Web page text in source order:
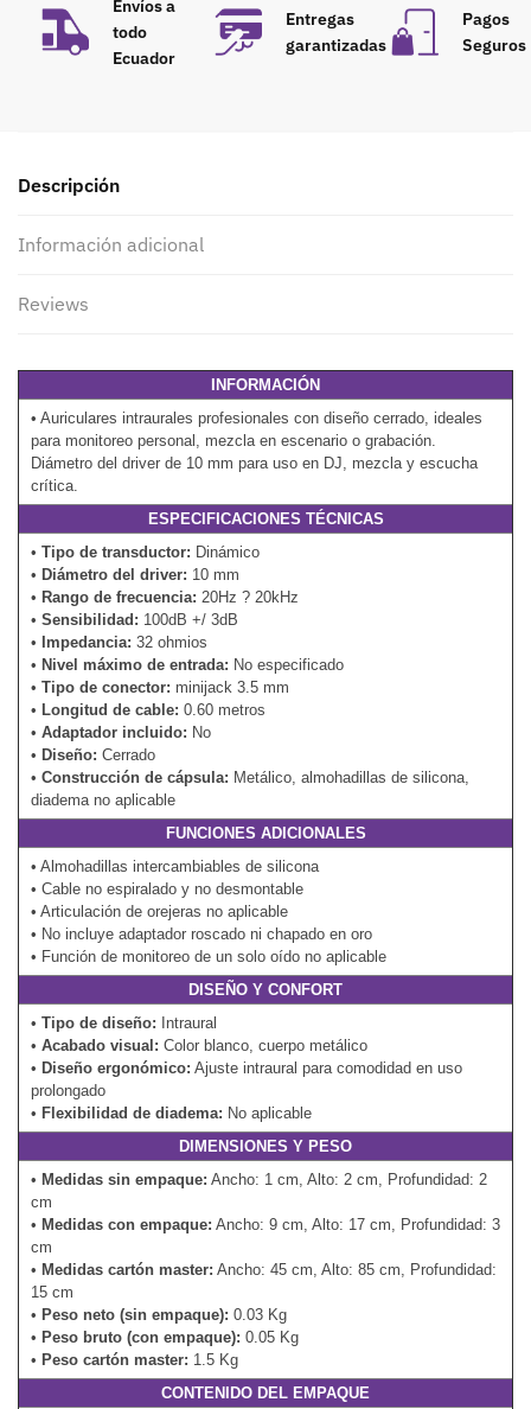
Envíos a
todo
Ecuador
Entregas
garantizadas
Pagos
Seguros
Descripción
Información adicional
Reviews
INFORMACIÓN
• Auriculares intraurales profesionales con diseño cerrado, ideales
para monitoreo personal, mezcla en escenario o grabación.
Diámetro del driver de 10 mm para uso en DJ, mezcla y escucha
crítica.
ESPECIFICACIONES TÉCNICAS
• Tipo de transductor: Dinámico
• Diámetro del driver: 10 mm
• Rango de frecuencia: 20Hz ? 20kHz
• Sensibilidad: 100dB +/ 3dB
•
Impedancia: 32 ohmios
• Nivel máximo de entrada: No especificado
• Tipo de conector: minijack 3.5 mm
• Longitud de cable: 0.60 metros
• Adaptador incluido: No
• Diseño: Cerrado
• Construcción de cápsula: Metálico, almohadillas de silicona,
diadema no aplicable
FUNCIONES ADICIONALES
• Almohadillas intercambiables de silicona
• Cable no espiralado y no desmontable
• Articulación de orejeras no aplicable
• No incluye adaptador roscado ni chapado en oro
• Función de monitoreo de un solo oído no aplicable
DISEÑO Y CONFORT
• Tipo de diseño: Intraural
• Acabado visual: Color blanco, cuerpo metálico
• Diseño ergonómico: Ajuste intraural para comodidad en uso
prolongado
• Flexibilidad de diadema: No aplicable
DIMENSIONES Y PESO
• Medidas sin empaque: Ancho: 1 cm, Alto: 2 cm, Profundidad: 2
cm
• Medidas con empaque: Ancho: 9 cm, Alto: 17 cm, Profundidad: 3
cm
• Medidas cartón master: Ancho: 45 cm, Alto: 85 cm, Profundidad:
15 cm
• Peso neto (sin empaque): 0.03 Kg
• Peso bruto (con empaque): 0.05 Kg
• Peso cartón master: 1.5 Kg
CONTENIDO DEL EMPAQUE